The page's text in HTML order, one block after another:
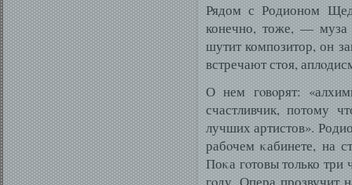
Рядом с Родионом
конечно, тоже, — муза
шутит композитор, он
встречают стоя,
О нем гοвοрят:
счастливчик, потому
лучших артистов».
рабοчем κабинете, на
Поκа гοтовы только